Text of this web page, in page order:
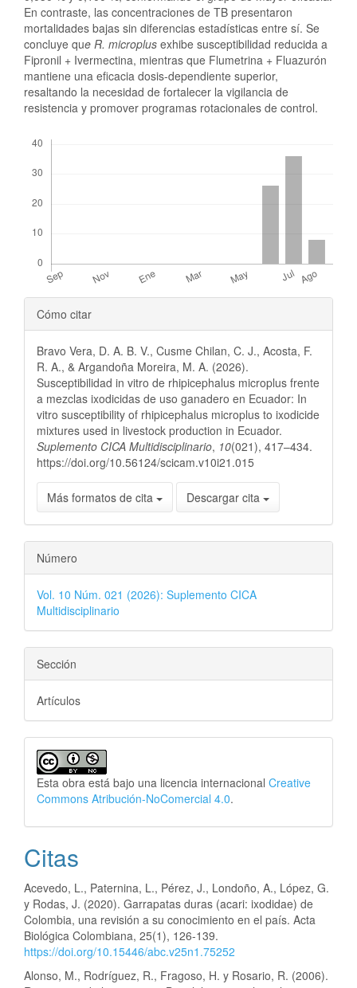
En contraste, las concentraciones de TB presentaron
mortalidades bajas sin diferencias estadísticas entre sí. Se
concluye que R. microplus exhibe susceptibilidad reducida a
Fipronil + Ivermectina, mientras que Flumetrina + Fluazurón
mantiene una eficacia dosis-dependiente superior,
resaltando la necesidad de fortalecer la vigilancia de
resistencia y promover programas rotacionales de control.
Detalles
del
artículo
Cómo citar
Bravo Vera, D. A. B. V., Cusme Chilan, C. J., Acosta, F.
R. A., & Argandoña Moreira, M. A. (2026).
Susceptibilidad in vitro de rhipicephalus microplus frente
a mezclas ixodicidas de uso ganadero en Ecuador: In
vitro susceptibility of rhipicephalus microplus to ixodicide
mixtures used in livestock production in Ecuador.
Suplemento CICA Multidisciplinario, 10(021), 417–434.
https://doi.org/10.56124/scicam.v10i21.015
Más formatos de cita Descargar cita
Número
Vol. 10 Núm. 021 (2026): Suplemento CICA
Multidisciplinario
Sección
Artículos
Esta obra está bajo una licencia internacional Creative
Commons Atribución-NoComercial 4.0.
Citas
Acevedo, L., Paternina, L., Pérez, J., Londoño, A., López, G.
y Rodas, J. (2020). Garrapatas duras (acari: ixodidae) de
Colombia, una revisión a su conocimiento en el país. Acta
Biológica Colombiana, 25(1), 126-139.
https://doi.org/10.15446/abc.v25n1.75252
Alonso, M., Rodríguez, R., Fragoso, H. y Rosario, R. (2006).